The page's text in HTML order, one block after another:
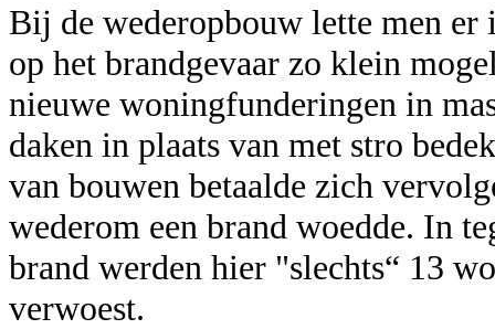
Bij de wederopbouw lette men er
op het brandgevaar zo klein
nieuwe woningfunderingen in
daken in plaats van met stro
van bouwen betaalde zich
wederom een brand woedde. In
brand werden hier "slechts“ 13
verwoest.